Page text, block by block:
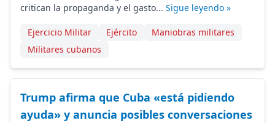
critican la propaganda y el gasto... Sigue leyendo »
Ejercicio Militar Ejército
Maniobras militares
Militares cubanos
Trump afirma que Cuba «está pidiendo
ayuda» y anuncia posibles conversaciones